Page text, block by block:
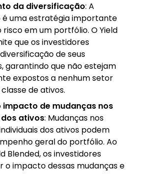
da diversificação: A
é uma estratégia importante
risco em um portfólio. O Yield
que os investidores
de seus
garantindo que não estejam
expostos a nenhum setor
de ativos.
impacto de mudanças nos
ativos: Mudanças nos
dos ativos podem
geral do portfólio. Ao
Blended, os investidores
o impacto dessas mudanças e